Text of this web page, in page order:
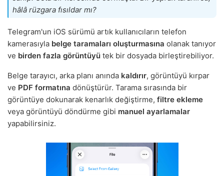
hâlâ rüzgara fısıldar mı?
Telegram'un iOS sürümü artık kullanıcıların telefon
kamerasıyla belge taramaları oluşturmasına olanak tanıyor
ve birden fazla görüntüyü tek bir dosyada birleştirebiliyor.
Belge tarayıcı, arka planı anında kaldırır, görüntüyü kırpar
ve PDF formatına dönüştürür. Tarama sırasında bir
görüntüye dokunarak kenarlık değiştirme, filtre ekleme
veya görüntüyü döndürme gibi manuel ayarlamalar
yapabilirsiniz.